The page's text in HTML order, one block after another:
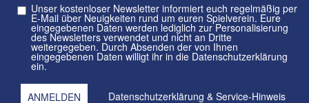
Unser kostenloser Newsletter informiert euch regelmäßig per
E-Mail über Neuigkeiten rund um euren Spielverein. Eure
eingegebenen Daten werden lediglich zur Personalisierung
des Newsletters verwendet und nicht an Dritte
weitergegeben. Durch Absenden der von Ihnen
eingegebenen Daten willigt ihr in die Datenschutzerklärung
ein.
Datenschutzerklärung & Service-Hinweis